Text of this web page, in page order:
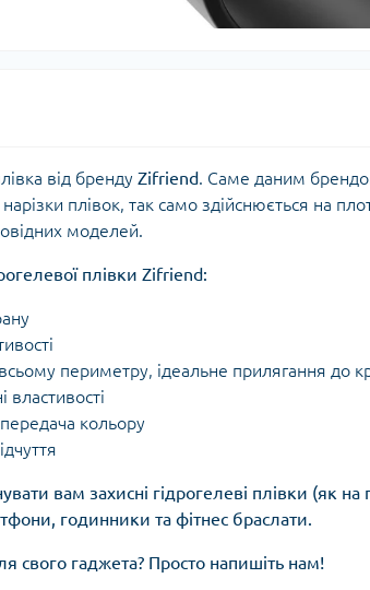
від бренду Zifriend. Саме даним
плівок, так само здійснюється на
моделей.
плівки Zifriend:
периметру, ідеальне прилягання до
передача кольору
вам захисні гідрогелеві плівки (як на
годинники та фітнес браслати.
свого гаджета? Просто напишіть нам!